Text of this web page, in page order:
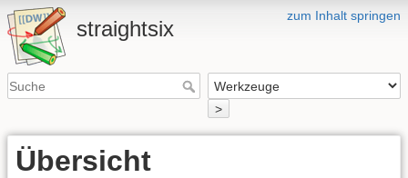
zum Inhalt springen
straightsix
>
Übersicht